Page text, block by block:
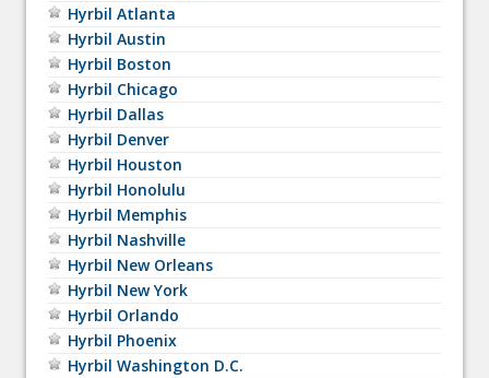
Hyrbil Atlanta
Hyrbil Austin
Hyrbil Boston
Hyrbil Chicago
Hyrbil Dallas
Hyrbil Denver
Hyrbil Houston
Hyrbil Honolulu
Hyrbil Memphis
Hyrbil Nashville
Hyrbil New Orleans
Hyrbil New York
Hyrbil Orlando
Hyrbil Phoenix
Hyrbil Washington D.C.